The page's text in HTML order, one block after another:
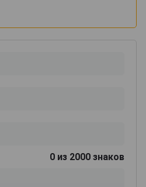
0 из 2000 знаков